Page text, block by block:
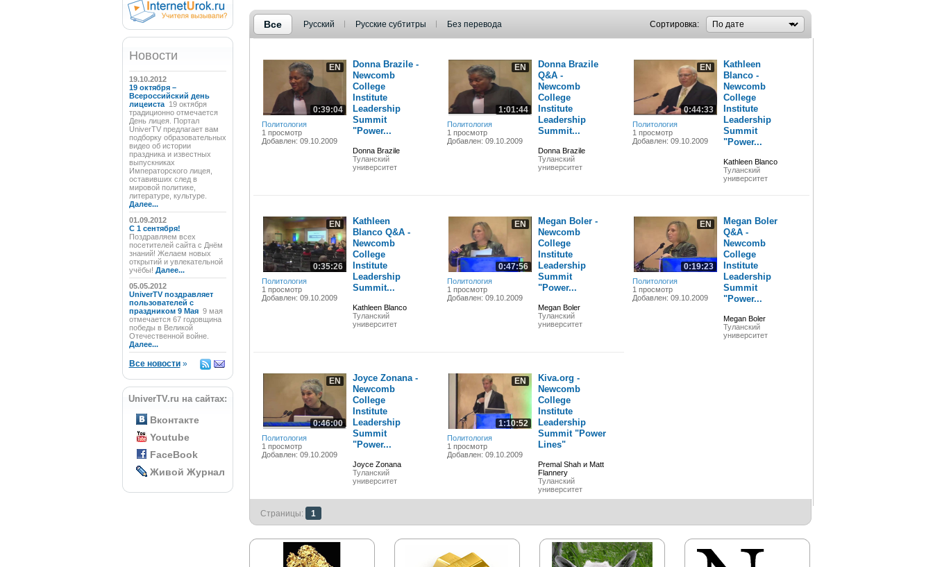
Новости
19.10.2012
19 октября –
Всероссийский день
лицеиста 19 октября
традиционно отмечается
День лицея. Портал
UniverTV предлагает вам
подборку образовательных
видео об истории
праздника и известных
выпускниках
Императорского лицея,
оставивших след в
мировой политике,
литературе, культуре.
Далее...
01.09.2012
C 1 сентября!
Поздравляем всех
посетителей сайта с Днём
знаний! Желаем новых
открытий и увлекательной
учёбы! Далее...
05.05.2012
UniverTV поздравляет
пользователей с
праздником 9 Мая 9 мая
отмечается 67 годовщина
победы в Великой
Отечественной войне.
Далее...
Все новости»
UniverTV.ru на сайтах:
Вконтакте
Youtube
FaceBook
Живой Журнал
Все Русский Русские субтитры Без перевода Сортировка:
EN
0:39:04
Политология
1 просмотр
Добавлен: 09.10.2009
Donna Brazile -
Newcomb
College
Institute
Leadership
Summit
"Power...
Donna Brazile
Туланский
университет
EN
1:01:44
Политология
1 просмотр
Добавлен: 09.10.2009
Donna Brazile
Q&A -
Newcomb
College
Institute
Leadership
Summit...
Donna Brazile
Туланский
университет
EN
0:44:33
Политология
1 просмотр
Добавлен: 09.10.2009
Kathleen
Blanco -
Newcomb
College
Institute
Leadership
Summit
"Power...
Kathleen Blanco
Туланский
университет
EN
0:35:26
Политология
1 просмотр
Добавлен: 09.10.2009
Kathleen
Blanco Q&A -
Newcomb
College
Institute
Leadership
Summit...
Kathleen Blanco
Туланский
университет
EN
0:47:56
Политология
1 просмотр
Добавлен: 09.10.2009
Megan Boler -
Newcomb
College
Institute
Leadership
Summit
"Power...
Megan Boler
Туланский
университет
EN
0:19:23
Политология
1 просмотр
Добавлен: 09.10.2009
Megan Boler
Q&A -
Newcomb
College
Institute
Leadership
Summit
"Power...
Megan Boler
Туланский
университет
EN
0:46:00
Политология
1 просмотр
Добавлен: 09.10.2009
Joyce Zonana -
Newcomb
College
Institute
Leadership
Summit
"Power...
Joyce Zonana
Туланский
университет
EN
1:10:52
Политология
1 просмотр
Добавлен: 09.10.2009
Kiva.org -
Newcomb
College
Institute
Leadership
Summit "Power
Lines"
Premal Shah и Matt
Flannery
Туланский
университет
Страницы: 1